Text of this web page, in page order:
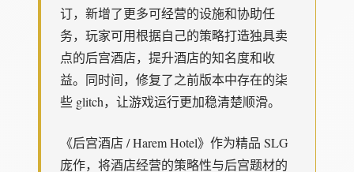
订，新增了更多可经营的设施和协助任
务，玩家可用根据自己的策略打造独具卖
点的后宫酒店，提升酒店的知名度和收
益。同时间，修复了之前版本中存在的柒
些 glitch，让游戏运行更加稳清楚顺滑。
《后宫酒店 / Harem Hotel》作为精品 SLG
庞作，将酒店经营的策略性与后宫题材的